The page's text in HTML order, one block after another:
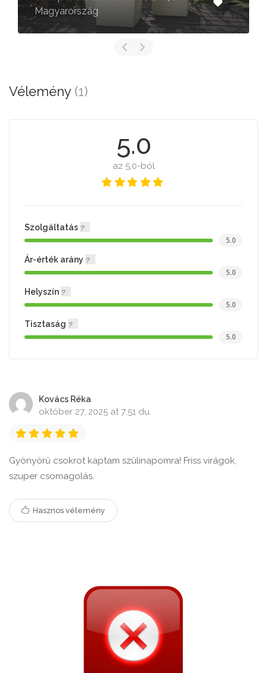
Magyarország
Vélemény (1)
5.0
az 5,0-ból
Szolgáltatás
5.0
Ár-érték arány
5.0
Helyszín
5.0
Tisztaság
5.0
Kovács Réka
október 27, 2025 at 7:51 du.
Gyönyörű csokrot kaptam szülinapomra! Friss virágok,
szuper csomagolás.
Hasznos vélemény